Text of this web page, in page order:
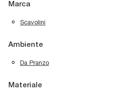
Marca
Scavolini
Ambiente
Da Pranzo
Materiale